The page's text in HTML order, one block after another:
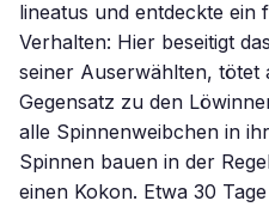
lineatus und entdeckte ein
Verhalten: Hier beseitigt
seiner Auserwählten,
Gegensatz zu den
alle Spinnenweibchen in
Spinnen bauen in der
einen Kokon. Etwa 30